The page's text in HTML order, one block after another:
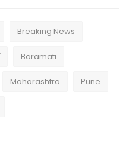
Breaking News
Baramati
Maharashtra Pune